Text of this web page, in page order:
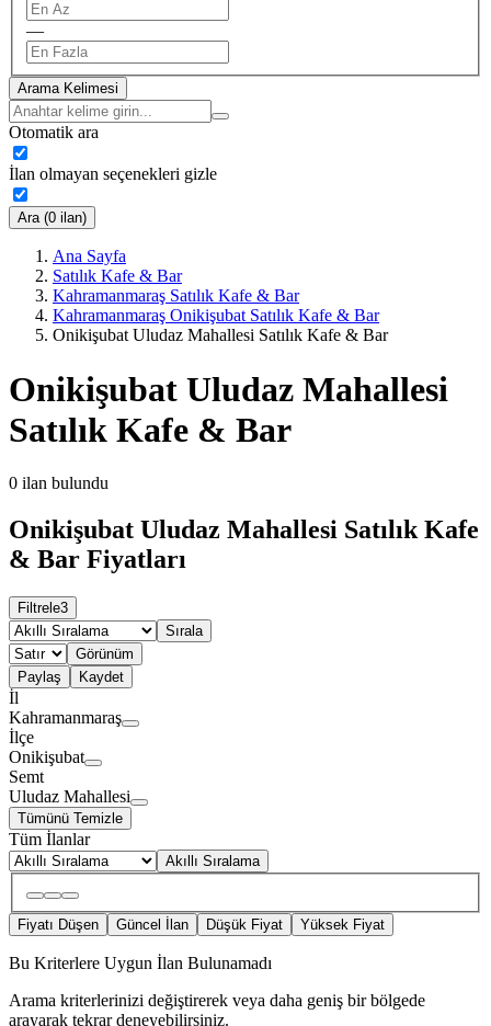
—
Arama Kelimesi
Otomatik ara
İlan olmayan seçenekleri gizle
Ara (0 ilan)
Ana Sayfa
Satılık Kafe & Bar
Kahramanmaraş Satılık Kafe & Bar
Kahramanmaraş Onikişubat Satılık Kafe & Bar
Onikişubat Uludaz Mahallesi Satılık Kafe & Bar
Onikişubat Uludaz Mahallesi
Satılık Kafe & Bar
0 ilan bulundu
Onikişubat Uludaz Mahallesi Satılık Kafe
& Bar Fiyatları
Filtrele3
Sırala
Görünüm
Paylaş
Kaydet
İl
Kahramanmaraş
İlçe
Onikişubat
Semt
Uludaz Mahallesi
Tümünü Temizle
Tüm İlanlar
Akıllı Sıralama
Fiyatı Düşen Güncel İlan Düşük Fiyat Yüksek Fiyat
Bu Kriterlere Uygun İlan Bulunamadı
Arama kriterlerinizi değiştirerek veya daha geniş bir bölgede
arayarak tekrar deneyebilirsiniz.